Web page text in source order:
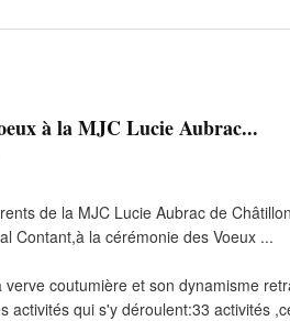
à la MJC Lucie Aubrac...
de la MJC Lucie Aubrac de
Contant,à la cérémonie des Voeux ...
coutumière et son dynamisme
activités qui s'y déroulent:33 activités